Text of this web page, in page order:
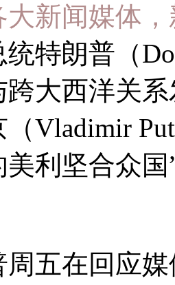
大新闻媒体
统特朗普（
跨大西洋关
（Vladimir
美利坚合众国
周五在回应